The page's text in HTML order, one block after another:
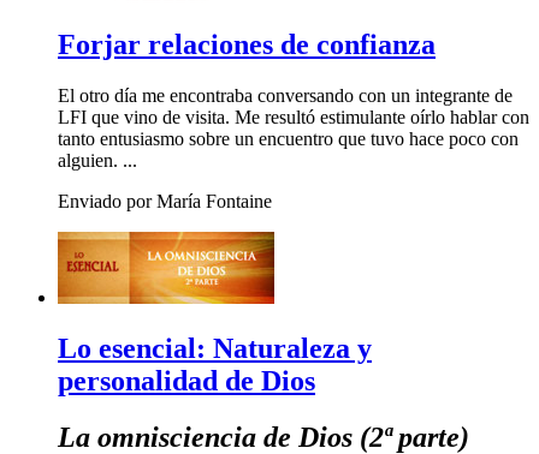
Forjar relaciones de confianza
El otro día me encontraba conversando con un integrante de
LFI que vino de visita. Me resultó estimulante oírlo hablar con
tanto entusiasmo sobre un encuentro que tuvo hace poco con
alguien. ...
Enviado por María Fontaine
Lo esencial: Naturaleza y
personalidad de Dios
La omnisciencia de Dios (2ª parte)